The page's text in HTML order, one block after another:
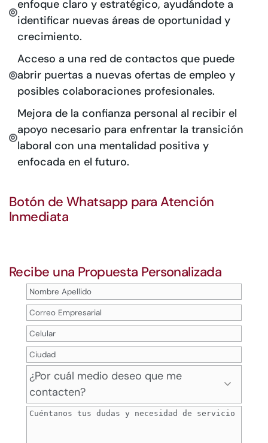
enfoque claro y estratégico, ayudándote a
identificar nuevas áreas de oportunidad y
crecimiento.
Acceso a una red de contactos que puede
abrir puertas a nuevas ofertas de empleo y
posibles colaboraciones profesionales.
Mejora de la confianza personal al recibir el
apoyo necesario para enfrentar la transición
laboral con una mentalidad positiva y
enfocada en el futuro.
Botón de Whatsapp para Atención
Inmediata
Recibe una Propuesta Personalizada
¿Por cuál medio deseo que me
contacten?